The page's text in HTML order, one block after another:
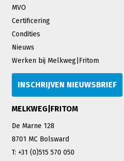
MVO
Certificering
Condities
Nieuws
Werken bij Melkweg|Fritom
INSCHRIJVEN NIEUWSBRIEF
MELKWEG|FRITOM
De Marne 128
8701 MC Bolsward
T: +31 (0)515 570 050